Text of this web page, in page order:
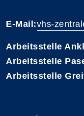
E-Mail:vhs-
Arbeitsstelle
Arbeitsstelle
Arbeitsstelle